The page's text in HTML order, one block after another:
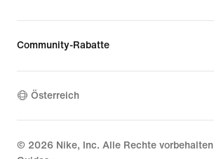
Community-Rabatte
Österreich
© 2026 Nike, Inc. Alle Rechte vorbehalten